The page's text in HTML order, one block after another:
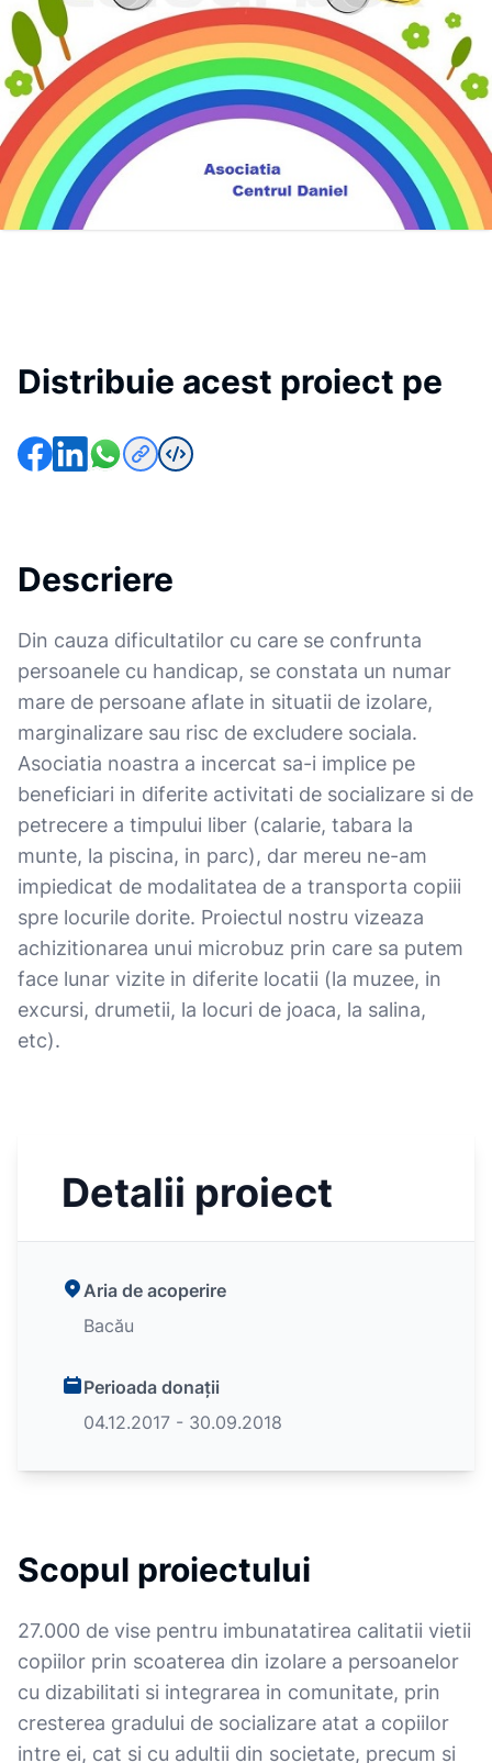
Distribuie acest proiect pe
Descriere
Din cauza dificultatilor cu care se confrunta
persoanele cu handicap, se constata un numar
mare de persoane aflate in situatii de izolare,
marginalizare sau risc de excludere sociala.
Asociatia noastra a incercat sa-i implice pe
beneficiari in diferite activitati de socializare si de
petrecere a timpului liber (calarie, tabara la
munte, la piscina, in parc), dar mereu ne-am
impiedicat de modalitatea de a transporta copiii
spre locurile dorite. Proiectul nostru vizeaza
achizitionarea unui microbuz prin care sa putem
face lunar vizite in diferite locatii (la muzee, in
excursi, drumetii, la locuri de joaca, la salina,
etc).
Detalii proiect
Aria de acoperire
Bacău
Perioada donații
04.12.2017 - 30.09.2018
Scopul proiectului
27.000 de vise pentru imbunatatirea calitatii vietii
copiilor prin scoaterea din izolare a persoanelor
cu dizabilitati si integrarea in comunitate, prin
cresterea gradului de socializare atat a copiilor
intre ei, cat si cu adultii din societate, precum si